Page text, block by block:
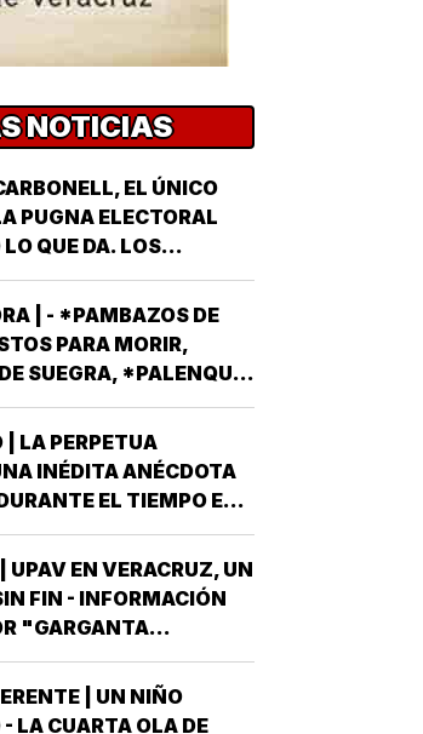
NOTICIAS
EL ÚNICO
PUGNA ELECTORAL
QUE DA. LOS
GOBIERNO METEN SUS
CON LA VISTA
JORNADA DEL
JUNIO DEL AÑO
PROCESO ELECTORAL
| - *PAMBAZOS DE
PARA MORIR,
SUEGRA, *PALENQUE
| LA PERPETUA
INÉDITA ANÉCDOTA
EL TIEMPO EN
DE EDIFICIOS
PINOS FUE RESIDENCIA
DE MÉXICO,
CUATRO
UPAV EN VERACRUZ, UN
FIN - INFORMACIÓN
"GARGANTA
QUE AL
ESTADO *ESTÁ A
EL TEMA
| UN NIÑO
LA CUARTA OLA DE